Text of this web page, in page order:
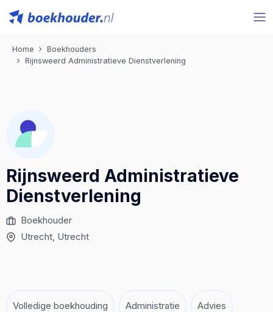
Home
Boekhouders
Rijnsweerd Administratieve Dienstverlening
Rijnsweerd Administratieve
Dienstverlening
Boekhouder
Utrecht, Utrecht
Volledige boekhouding Administratie Advies